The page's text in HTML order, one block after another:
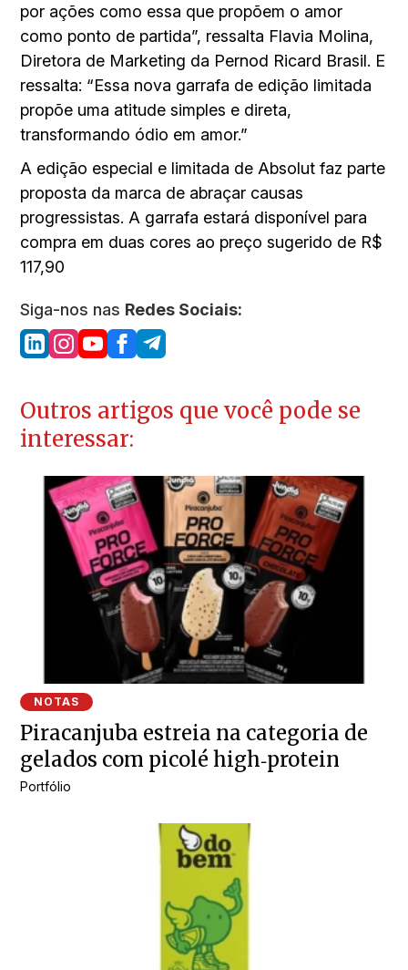
por ações como essa que propõem o amor
como ponto de partida”, ressalta Flavia Molina,
Diretora de Marketing da Pernod Ricard Brasil. E
ressalta: “Essa nova garrafa de edição limitada
propõe uma atitude simples e direta,
transformando ódio em amor.”
A edição especial e limitada de Absolut faz parte
proposta da marca de abraçar causas
progressistas. A garrafa estará disponível para
compra em duas cores ao preço sugerido de R$
117,90
Siga-nos nas Redes Sociais:
Outros artigos que você pode se
interessar:
NOTAS
Piracanjuba estreia na categoria de
gelados com picolé high‑protein
Portfólio